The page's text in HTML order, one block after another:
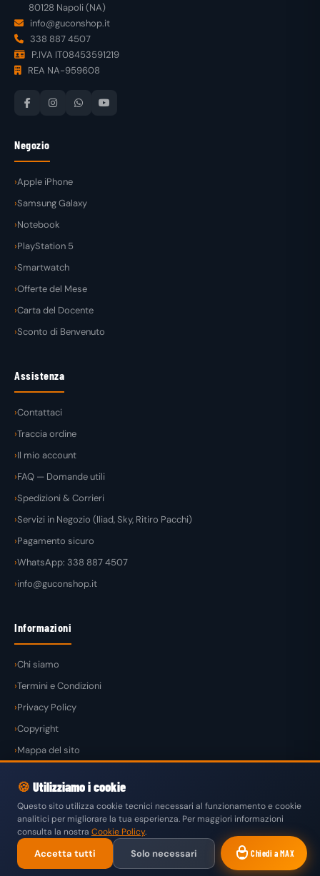
80128 Napoli (NA)
info@guconshop.it
338 887 4507
P.IVA IT08453591219
REA NA-959608
Negozio
Apple iPhone
Samsung Galaxy
Notebook
PlayStation 5
Smartwatch
Offerte del Mese
Carta del Docente
Sconto di Benvenuto
Assistenza
Contattaci
Traccia ordine
Il mio account
FAQ — Domande utili
Spedizioni & Corrieri
Servizi in Negozio (Iliad, Sky, Ritiro Pacchi)
Pagamento sicuro
WhatsApp: 338 887 4507
info@guconshop.it
Informazioni
Chi siamo
Termini e Condizioni
Privacy Policy
Copyright
Mappa del sito
© 2026 GuconShopdi Guglielmo Conte — Tutti i diritti riservati.
VISA MASTERCARD PAYPAL KLARNA SATISPAY
BONIFICO Chiedi a MAX
🍪 Utilizziamo i cookie
Questo sito utilizza cookie tecnici necessari al funzionamento e cookie
analitici per migliorare la tua esperienza. Per maggiori informazioni
consulta la nostra Cookie Policy.
Accetta tutti Solo necessari